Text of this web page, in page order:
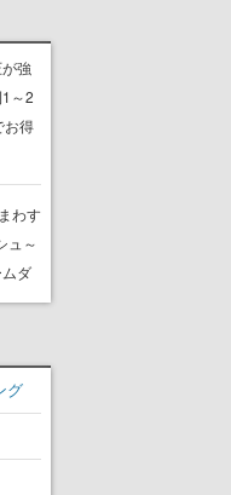
が強
～2
お得
溺
を
わす
ュ～
ダ
キ
ン
年リ
グ